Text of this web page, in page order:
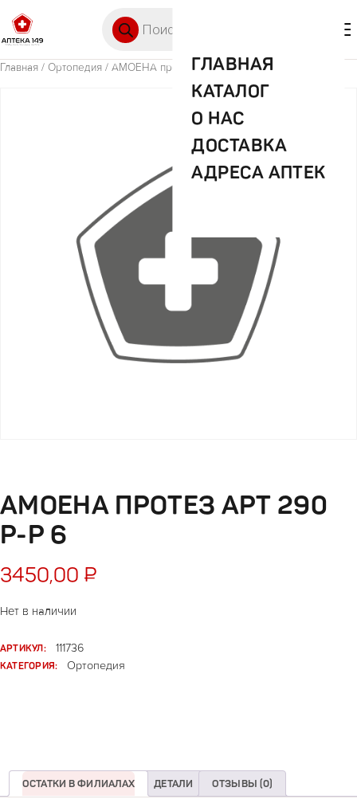
ГЛАВНАЯ
КАТАЛОГ
О НАС
ДОСТАВКА
АДРЕСА АПТЕК
Главная / Ортопедия / АМОЕНА протез арт 290 р-р 6
АМОЕНА ПРОТЕЗ АРТ 290
Р-Р 6
3450,00 ₽
Нет в наличии
АРТИКУЛ:
111736
КАТЕГОРИЯ:
Ортопедия
ОСТАТКИ В ФИЛИАЛАХ ДЕТАЛИ ОТЗЫВЫ (0)